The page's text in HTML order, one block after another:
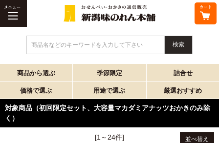
商品名などのキーワードを入力して下さい
商品から選ぶ 季節限定 詰合せ
価格で選ぶ 用途で選ぶ 厳選おすすめ
対象商品（初回限定セット、大容量マカダミアナッツおかきのみ除
く）
並べ替え
[1～24件]